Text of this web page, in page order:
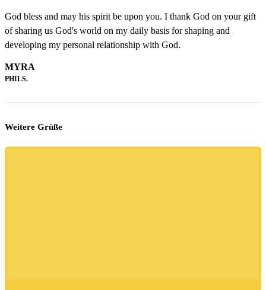
God bless and may his spirit be upon you. I thank God on your gift
of sharing us God's world on my daily basis for shaping and
developing my personal relationship with God.
MYRA
PHILS.
Weitere Grüße